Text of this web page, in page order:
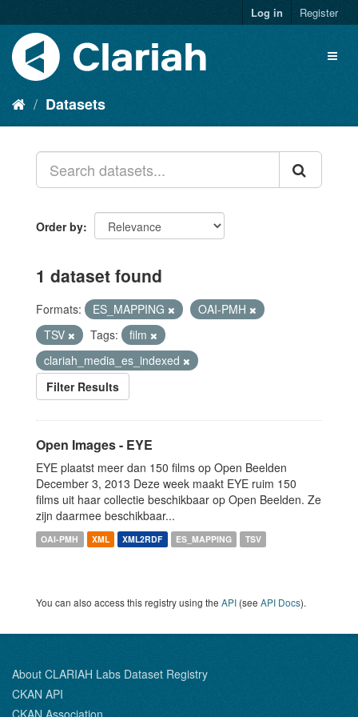
Log in Register
Datasets
Order by
1 dataset found
Formats: ES_MAPPING
OAI-PMH
TSV
Tags:
film
clariah_media_es_indexed
Filter Results
Open Images - EYE
EYE plaatst meer dan 150 films op Open Beelden
December 3, 2013 Deze week maakt EYE ruim 150
films uit haar collectie beschikbaar op Open Beelden. Ze
zijn daarmee beschikbaar...
OAI-PMH XML XML2RDF ES_MAPPING TSV
You can also access this registry using the API (see API Docs).
About CLARIAH Labs Dataset Registry
CKAN API
CKAN Association